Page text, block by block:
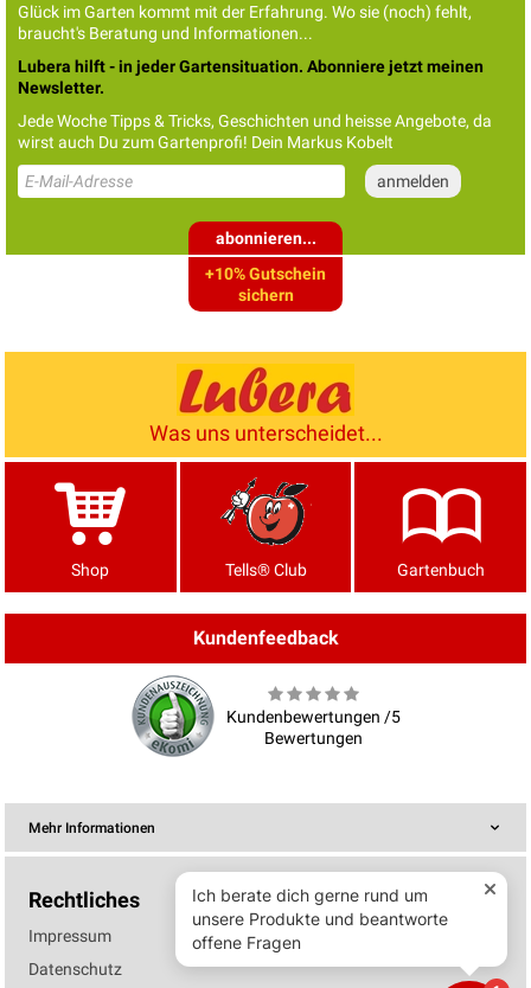
Glück im Garten kommt mit der Erfahrung. Wo sie (noch) fehlt,
braucht's Beratung und Informationen...
Lubera hilft - in jeder Gartensituation. Abonniere jetzt meinen
Newsletter.
Jede Woche Tipps & Tricks, Geschichten und heisse Angebote, da
wirst auch Du zum Gartenprofi! Dein Markus Kobelt
abonnieren...
+10% Gutschein
sichern
Was uns unterscheidet...
Shop Tells® Club Gartenbuch
Kundenfeedback
Kundenbewertungen /5
Bewertungen
Mehr Informationen
Rechtliches
Impressum
Datenschutz